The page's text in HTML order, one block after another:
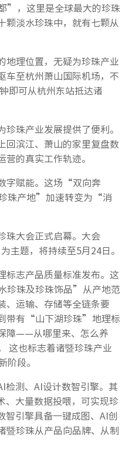
”，这里是全球最大的珍珠
颗淡水珍珠中，就有七颗从
地理位置，无疑为珍珠产业
车至杭州萧山国际机场，不
即可从杭州东站抵达诸
珠产业发展提供了便利。
回滨江、萧山的家里复盘数
的真实工作轨迹。
字赋能。这场“双向奔
珠产地”加速转变为“消
珠大会正式启幕。大会
题，将持续至5月24日。
标志产品质量标准发布。这
珍珠及珍珠饰品”从产地范
、运输、存储等全链条要
带有“山下湖珍珠”地理标
障——从哪里来、怎么养
这也标志着诸暨珍珠产业
段。
检测、AI设计数智引擎。其
、大量数据投喂，可实现珍
智引擎具备一键成图、AI创
暨珍珠从产品向品牌、从制